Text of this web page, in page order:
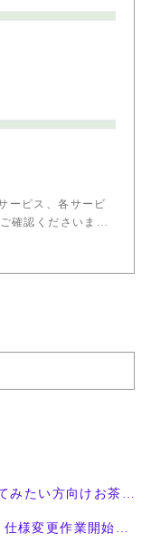
ービス、各サービ
確認くださいま…